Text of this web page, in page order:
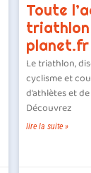
Toute
planet.fr
Le triathlon,
cyclisme et
d’athlètes et
Découvrez
lire la suite »